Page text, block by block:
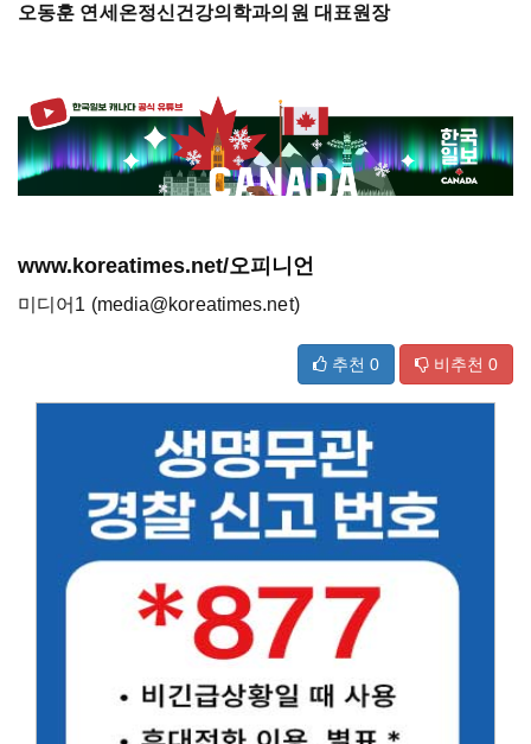
오동훈 연세온정신건강의학과의원 대표원장
www.koreatimes.net/오피니언
미디어1 (media@koreatimes.net)
추천 0 비추천 0